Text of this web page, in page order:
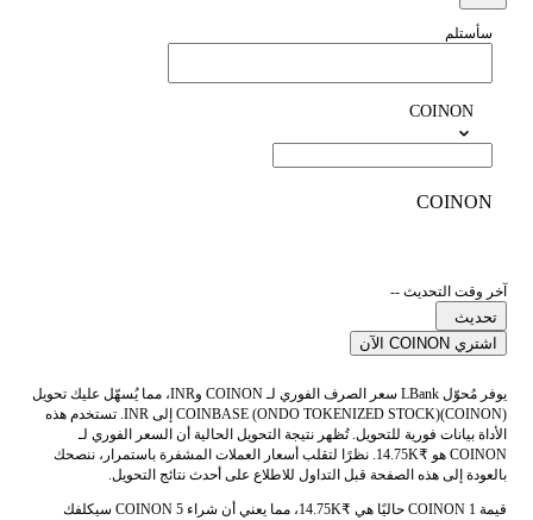
سأستلم
COINON
COINON
آخر وقت التحديث --
تحديث
اشتري COINON الآن
يوفر مُحوّل LBank سعر الصرف الفوري لـ COINON وINR، مما يُسهّل عليك تحويل
COINBASE (ONDO TOKENIZED STOCK)(COINON) إلى INR. تستخدم هذه
الأداة بيانات فورية للتحويل. تُظهر نتيجة التحويل الحالية أن السعر الفوري لـ
COINON هو ₹14.75K. نظرًا لتقلب أسعار العملات المشفرة باستمرار، ننصحك
بالعودة إلى هذه الصفحة قبل التداول للاطلاع على أحدث نتائج التحويل.
قيمة 1 COINON حاليًا هي ₹14.75K، مما يعني أن شراء 5 COINON سيكلفك